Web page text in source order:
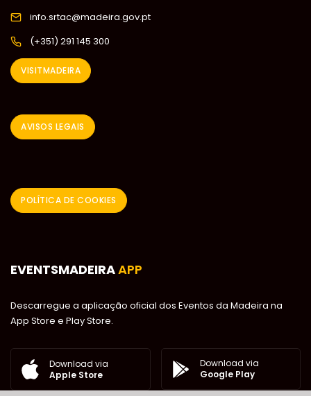
info.srtac@madeira.gov.pt
(+351) 291 145 300
VISITMADEIRA
AVISOS LEGAIS
POLÍTICA DE COOKIES
EVENTSMADEIRAAPP
Descarregue a aplicação oficial dos Eventos da Madeira na
App Store e Play Store.
Download via
Apple Store
Download via
Google Play